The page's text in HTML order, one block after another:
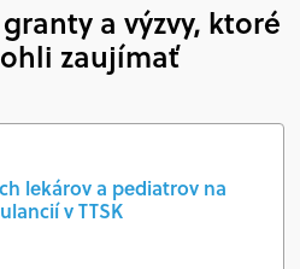
a výzvy, ktoré
zaujímať
lekárov a pediatrov na
v TTSK